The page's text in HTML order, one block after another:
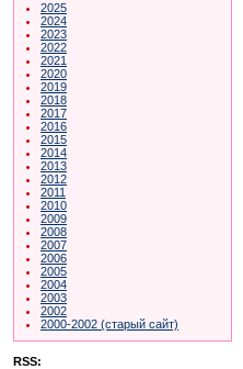
2025
2024
2023
2022
2021
2020
2019
2018
2017
2016
2015
2014
2013
2012
2011
2010
2009
2008
2007
2006
2005
2004
2003
2002
2000-2002 (старый сайт)
RSS: